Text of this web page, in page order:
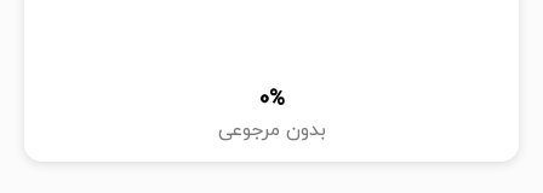
بدون مرجوعی
%
0